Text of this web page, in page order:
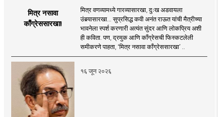
मित्र नसावा
काँग्रेससारखा!
मित्र वणव्यामध्ये गारव्यासारखा, दुःख अडवायला
उंबर्‍यासारखा... सुप्रसिद्ध कवी अनंत राऊत यांची मैत्रीच्या
भावनेला स्पर्श करणारी अत्यंत सुंदर आणि लोकप्रिय अशी
ही कविता. पण, द्रमुक आणि काँग्रेसची फिस्कटलेली
समीकरणे पाहता, ‘मित्र नसावा काँग्रेससारखा’ ..
१६ जून २०२६